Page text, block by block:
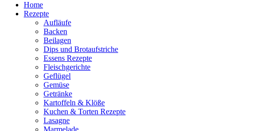
Home
Rezepte
Aufläufe
Backen
Beilagen
Dips und Brotaufstriche
Essens Rezepte
Fleischgerichte
Geflügel
Gemüse
Getränke
Kartoffeln & Klöße
Kuchen & Torten Rezepte
Lasagne
Marmelade